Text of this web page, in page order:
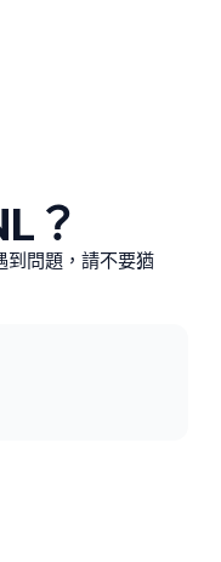
？
到問題，請不要猶